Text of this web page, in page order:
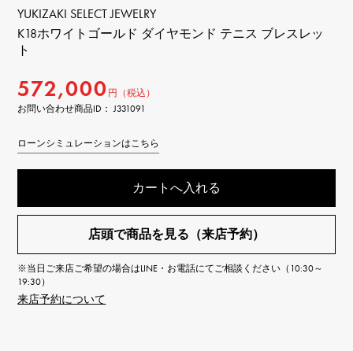
YUKIZAKI SELECT JEWELRY
K18ホワイトゴールド ダイヤモンド テニス ブレスレッ
ト
572,000 円（税込）
お問い合わせ商品ID： J331091
ローンシミュレーションはこちら
カートへ入れる
店頭で商品を見る（来店予約）
※当日ご来店ご希望の場合はLINE・お電話にてご相談ください（10:30～
19:30）
来店予約について